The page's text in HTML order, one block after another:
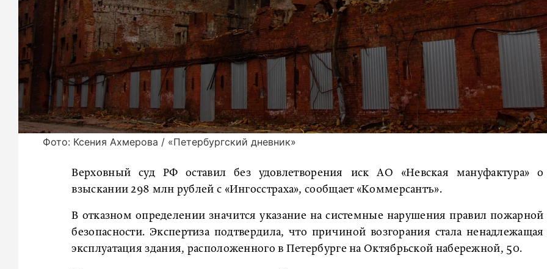
Фото: Ксения Ахмерова / «Петербургский дневник»
Верховный суд РФ оставил без удовлетворения иск АО «Невская мануфактура» о
взыскании 298 млн рублей с «Ингосстраха», сообщает «Коммерсантъ».
В отказном определении значится указание на системные нарушения правил пожарной
безопасности. Экспертиза подтвердила, что причиной возгорания стала ненадлежащая
эксплуатация здания, расположенного в Петербурге на Октябрьской набережной, 50.